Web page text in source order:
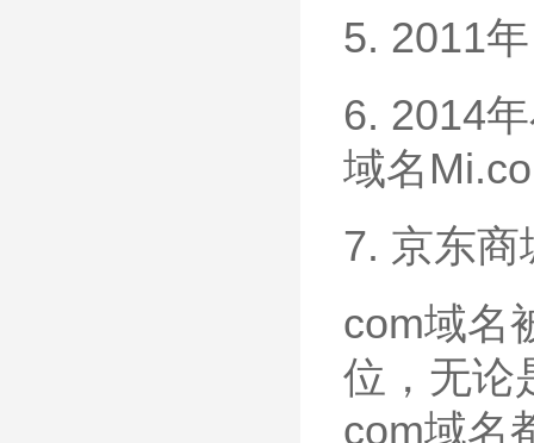
5. 2011
6. 2014
域名
7. 京东商
com域名
位，无论
com域名